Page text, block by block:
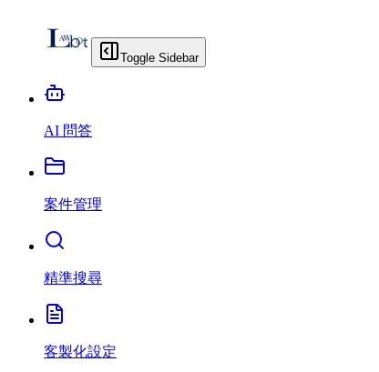
Toggle Sidebar
AI 問答
案件管理
精準搜尋
客製化設定